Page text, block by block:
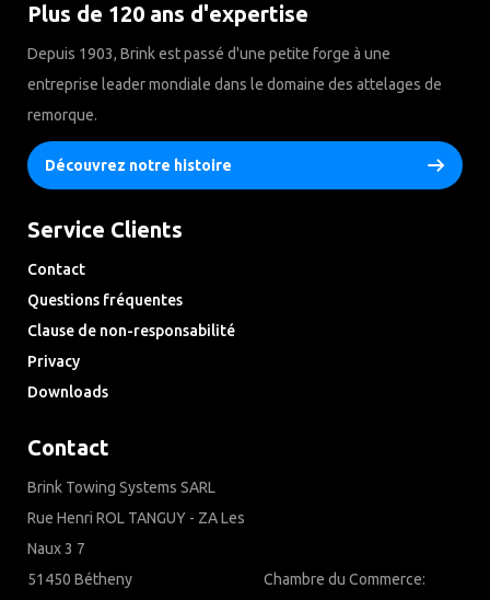
Plus de 120 ans d'expertise
Depuis 1903, Brink est passé d'une petite forge à une
entreprise leader mondiale dans le domaine des attelages de
remorque.
Découvrez notre histoire
Service Clients
Contact
Questions fréquentes
Clause de non-responsabilité
Privacy
Downloads
Contact
Brink Towing Systems SARL
Rue Henri ROL TANGUY - ZA Les
Naux 3 7
51450 Bétheny
Chambre du Commerce: